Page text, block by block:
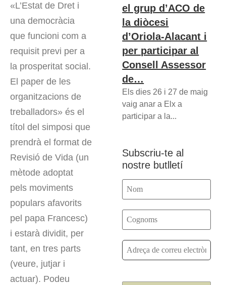
«L’Estat de Dret i
una democràcia
que funcioni com a
requisit previ per a
la prosperitat social.
El paper de les
organitzacions de
treballadors» és el
títol del simposi que
prendrà el format de
Revisió de Vida (un
mètode adoptat
pels moviments
populars afavorits
pel papa Francesc)
i estarà dividit, per
tant, en tres parts
(veure, jutjar i
actuar). Podeu
el grup d’ACO de
la diòcesi
d’Oriola-Alacant i
per participar al
Consell Assessor
de…
Els dies 26 i 27 de maig
vaig anar a Elx a
participar a la...
Subscriu-te al
nostre butlletí